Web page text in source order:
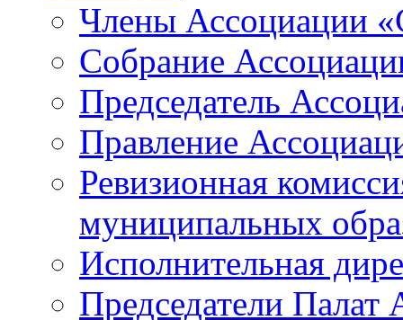
Члены Ассоциации
Собрание
Председатель
Правление
Ревизионная
муниципальных
Исполнительная
Председатели